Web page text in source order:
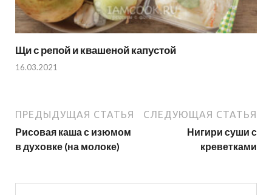
Щи с репой и квашеной капустой
16.03.2021
ПРЕДЫДУЩАЯ СТАТЬЯ
Рисовая каша с изюмом
в духовке (на молоке)
СЛЕДУЮЩАЯ СТАТЬЯ
Нигири суши с
креветками